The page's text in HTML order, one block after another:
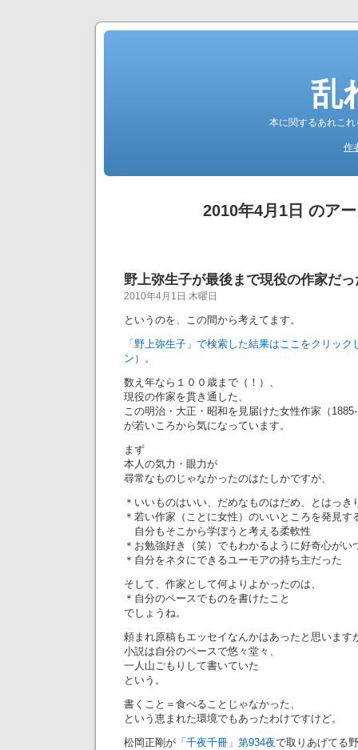
乱
本に関するあれこ
作
2010年4月1日 のア
野上弥生子が最後まで現役の作家だ
2010年4月1日 木曜日
というのを、この間から考えてます。
「野上弥生子」で検索した結果はここをクリッ
ン）。
数え年なら１００歳まで（！）、
現役の作家を貫き通した、
この明治・大正・昭和を見届けた女性作家（
が若いころから気になっています。
まず
本人の気力・眼力が
尋常なものじゃなかったのはたしかですが、
＊いいものはいい、だめなものはだめ、とはっき
＊若い作家（ことに女性）のいいところを発見す
自分もそこから学ぼうと考える柔軟性
＊お勉強好き（笑）でもわかるように好奇心がい
＊自分をネタにできるユーモアの持ち主だった
そして、作家として何よりよかったのは、
＊自分のペースでものを書けたこと
でしょうね。
頼まれ原稿もエッセイなんかはあったと思います
小説は自分のペースで悠々堂々、
一人山ごもりして書いていた
という。
書くこと＝食べることじゃなかった、
という恵まれた環境でもあったわけですけど。
松岡正剛が 「千夜千冊」第934夜で取りあげてる